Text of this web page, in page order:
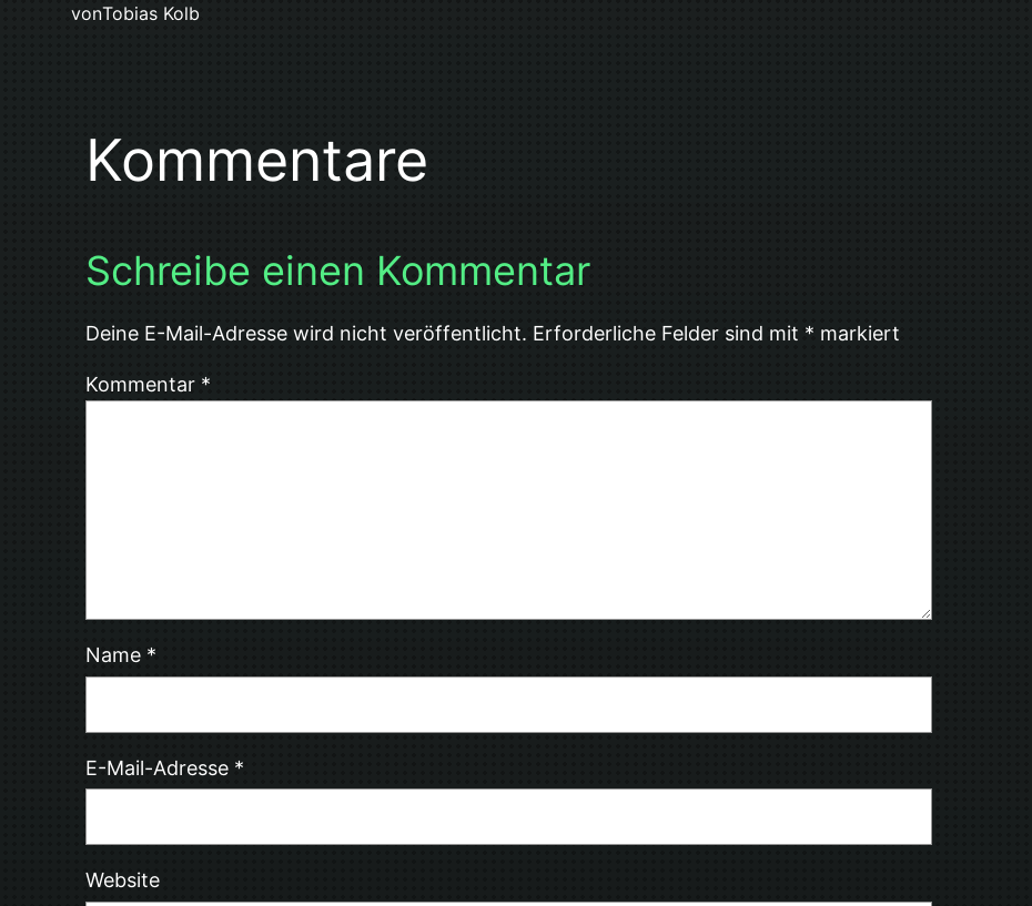
vonTobias Kolb
Kommentare
Schreibe einen Kommentar
Deine E-Mail-Adresse wird nicht veröffentlicht. Erforderliche Felder sind mit * markiert
Kommentar *
Name *
E-Mail-Adresse *
Website